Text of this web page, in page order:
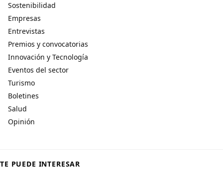
Sostenibilidad
Empresas
Entrevistas
Premios y convocatorias
Innovación y Tecnología
Eventos del sector
Turismo
Boletines
Salud
Opinión
TE PUEDE INTERESAR